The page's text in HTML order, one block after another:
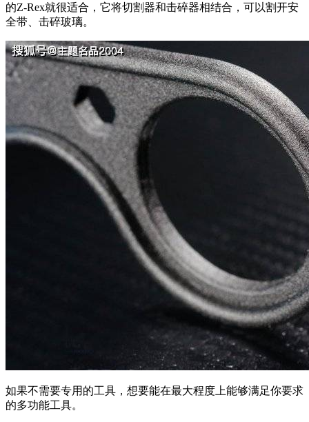
的Z-Rex就很适合，它将切割器和击碎器相结合，可以割开安
全带、击碎玻璃。
如果不需要专用的工具，想要能在最大程度上能够满足你要求
的多功能工具。